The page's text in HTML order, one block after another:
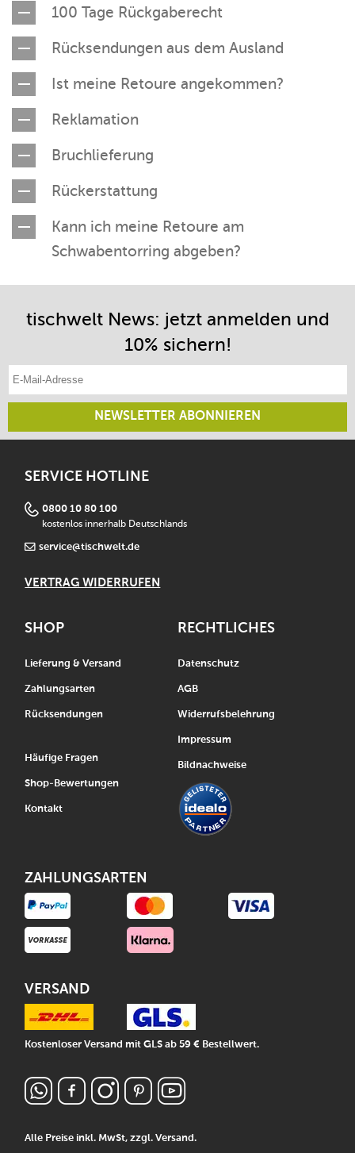
100 Tage Rückgaberecht
Rücksendungen aus dem Ausland
Ist meine Retoure angekommen?
Reklamation
Bruchlieferung
Rückerstattung
Kann ich meine Retoure am
Schwabentorring abgeben?
tischwelt News: jetzt anmelden und
10% sichern!
E-Mail-Adresse eintragen
NEWSLETTER ABONNIEREN
SERVICE HOTLINE
0800 10 80 100
kostenlos innerhalb Deutschlands
service@tischwelt.de
VERTRAG WIDERRUFEN
SHOP
Lieferung & Versand
Zahlungsarten
Rücksendungen
Häufige Fragen
Shop-Bewertungen
Kontakt
Alle Preise inkl. MwSt, zzgl.Versand.
RECHTLICHES
Datenschutz
AGB
Widerrufsbelehrung
Impressum
Bildnachweise
ZAHLUNGSARTEN
VERSAND
Kostenloser Versand mit GLS ab 59 € Bestellwert.